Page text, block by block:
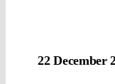
22 December